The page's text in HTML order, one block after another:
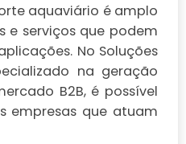
aquaviário é amplo
serviços que podem
No Soluções
na geração
B2B, é possível
empresas que atuam